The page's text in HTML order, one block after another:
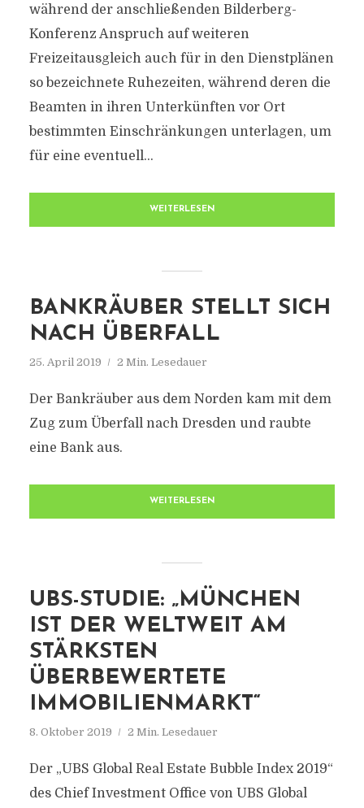
während der anschließenden Bilderberg-
Konferenz Anspruch auf weiteren
Freizeitausgleich auch für in den Dienstplänen
so bezeichnete Ruhezeiten, während deren die
Beamten in ihren Unterkünften vor Ort
bestimmten Einschränkungen unterlagen, um
für eine eventuell...
WEITERLESEN
BANKRÄUBER STELLT SICH
NACH ÜBERFALL
25. April 2019 2 Min. Lesedauer
Der Bankräuber aus dem Norden kam mit dem
Zug zum Überfall nach Dresden und raubte
eine Bank aus.
WEITERLESEN
UBS-STUDIE: „MÜNCHEN
IST DER WELTWEIT AM
STÄRKSTEN
ÜBERBEWERTETE
IMMOBILIENMARKT“
8. Oktober 2019 2 Min. Lesedauer
Der „UBS Global Real Estate Bubble Index 2019“
des Chief Investment Office von UBS Global